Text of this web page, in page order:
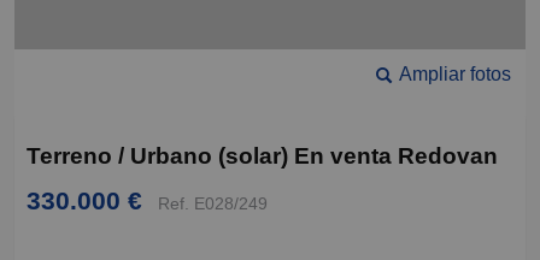
Ampliar fotos
Terreno / Urbano (solar) En venta Redovan
330.000 € Ref. E028/249